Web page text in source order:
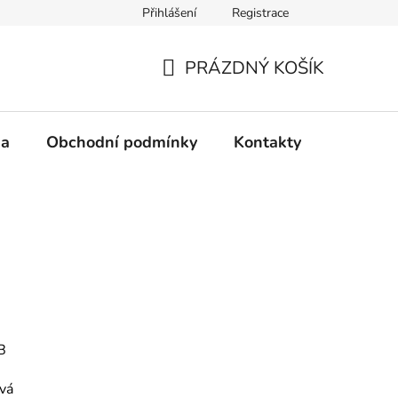
Přihlášení Registrace
KOŠÍK
PRÁZDNÝ KOŠÍK
Obchodní podmínky Kontakty